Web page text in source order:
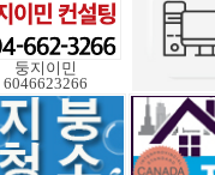
둥지이민
6046623266